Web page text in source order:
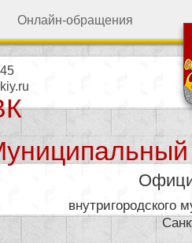
Онлайн-обращения
внутригородского